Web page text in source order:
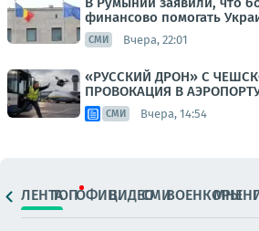
финансово помогать
СМИ Вчера, 22:01
«РУССКИЙ ДРОН» С
ПРОВОКАЦИЯ В
СМИ Вчера, 14:54
ЛЕНТАТОПОФИЦ.ВИДЕОСМИВОЕНКОРЫ